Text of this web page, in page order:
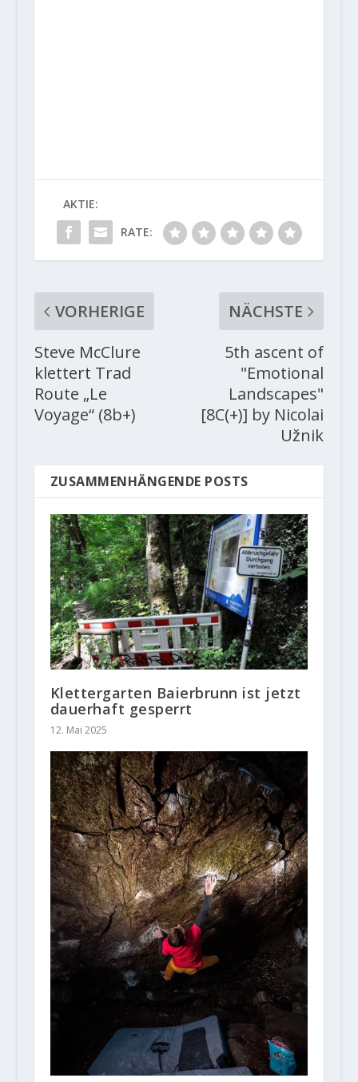
AKTIE:
RATE:
VORHERIGE
Steve McClure
klettert Trad
Route „Le
Voyage“ (8b+)
NÄCHSTE
5th ascent of
"Emotional
Landscapes"
[8C(+)] by Nicolai
Užnik
ZUSAMMENHÄNGENDE POSTS
Klettergarten Baierbrunn ist jetzt
dauerhaft gesperrt
12. Mai 2025